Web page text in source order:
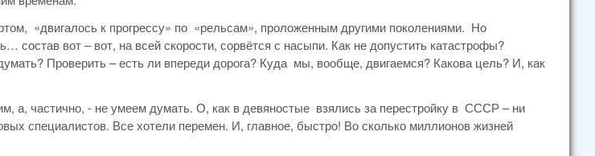
«двигалось к прогрессу» по «рельсам», проложенным другими поколениями. Но
состав вот – вот, на всей скорости, сорвётся с насыпи. Как не допустить катастрофы?
Проверить – есть ли впереди дорога? Куда мы, вообще, двигаемся? Какова цель? И, как
а, частично, - не умеем думать. О, как в девяностые взялись за перестройку в СССР – ни
специалистов. Все хотели перемен. И, главное, быстро! Во сколько миллионов жизней